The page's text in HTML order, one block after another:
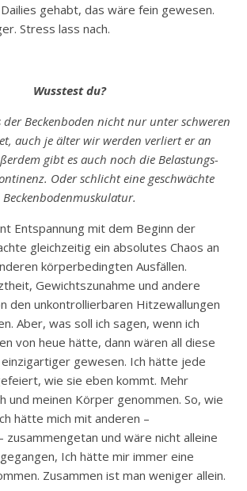
gehabt, das wäre fein gewesen.
Stress lass nach.
Wusstest du?
der Beckenboden nicht nur unter schweren
auch je älter wir werden verliert er an
gibt es auch noch die Belastungs-
Oder schlicht eine geschwächte
Beckenbodenmuskulatur.
Entspannung mit dem Beginn der
gleichzeitig ein absolutes Chaos an
körperbedingten Ausfällen.
Gewichtszunahme und andere
den unkontrollierbaren Hitzewallungen
Aber, was soll ich sagen, wenn ich
von heue hätte, dann wären all diese
einzigartiger gewesen. Ich hätte jede
wie sie eben kommt. Mehr
und meinen Körper genommen. So, wie
hätte mich mit anderen –
zusammengetan und wäre nicht alleine
Ich hätte mir immer eine
Zusammen ist man weniger allein.